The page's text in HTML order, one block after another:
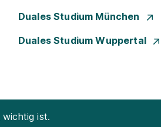
Duales Studium München
Duales Studium Wuppertal
wichtig ist.